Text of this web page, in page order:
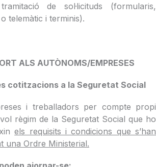
de sol·licituds (formularis,
telemàtic i terminis).
ALS AUTÒNOMS/EMPRESES
cotitzacions a la Seguretat Social
i treballadors per compte propi
règim de la Seguretat Social que ho
els requisits i condicions que s’han
una Ordre Ministerial.